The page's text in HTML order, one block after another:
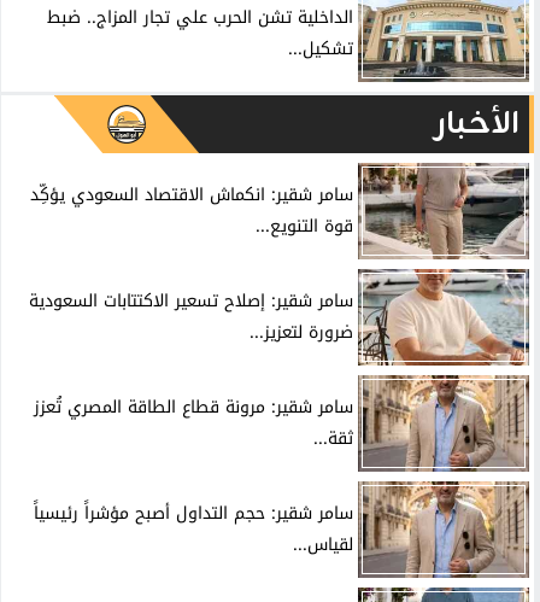
الداخلية تشن الحرب علي تجار المزاج.. ضبط
تشكيل...
الأخبار
سامر شقير: انكماش الاقتصاد السعودي يؤكِّد
قوة التنويع...
سامر شقير: إصلاح تسعير الاكتتابات السعودية
ضرورة لتعزيز...
سامر شقير: مرونة قطاع الطاقة المصري تُعزز
ثقة...
سامر شقير: حجم التداول أصبح مؤشراً رئيسياً
لقياس...